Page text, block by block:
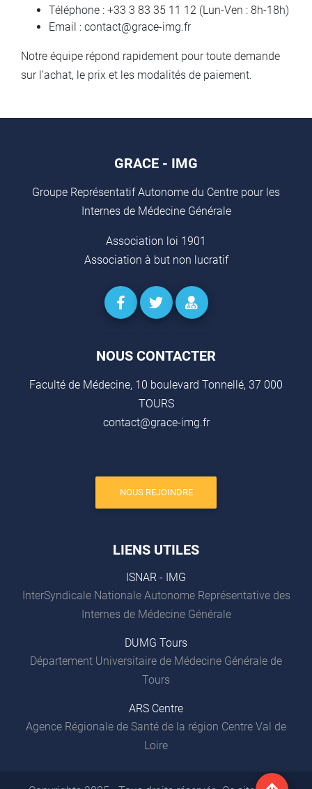
Téléphone : +33 3 83 35 11 12 (Lun-Ven : 8h-18h)
Email : contact@grace-img.fr
Notre équipe répond rapidement pour toute demande
sur l’achat, le prix et les modalités de paiement.
GRACE - IMG
Groupe Représentatif Autonome du Centre pour les
Internes de Médecine Générale
Association loi 1901
Association à but non lucratif
NOUS CONTACTER
Faculté de Médecine, 10 boulevard Tonnellé, 37 000
TOURS
contact@grace-img.fr
NOUS REJOINDRE
LIENS UTILES
ISNAR - IMG
InterSyndicale Nationale Autonome Représentative des
Internes de Médecine Générale
DUMG Tours
Département Universitaire de Médecine Générale de
Tours
ARS Centre
Agence Régionale de Santé de la région Centre Val de
Loire